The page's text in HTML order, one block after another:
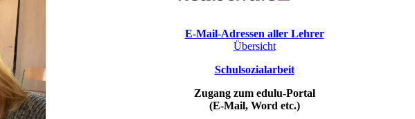
E-Mail-Adressen aller Lehrer
Übersicht
Schulsozialarbeit
Zugang zum edulu-Portal
(E-Mail, Word etc.)